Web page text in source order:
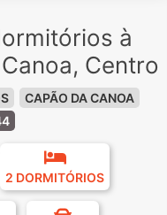
à
Centro
CAPÃO DA CANOA
2 DORMITÓRIOS